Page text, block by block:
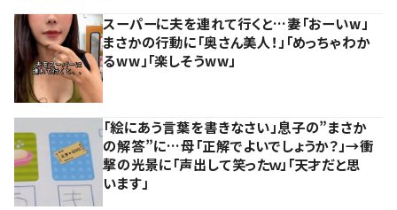
スーパーに夫を連れて行くと…妻「おーいw」
まさかの行動に「奥さん美人！」「めっちゃわか
るww」「楽しそうww」
「絵にあう言葉を書きなさい」息子の”まさか
の解答”に…母「正解でよいでしょうか？」→衝
撃の光景に「声出して笑ったｗ」「天才だと思
います」